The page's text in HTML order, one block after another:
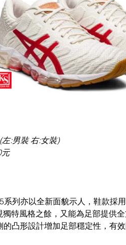
:男裝 右:女裝)
元
列亦以全新面貌示人，鞋款採
特風格之餘，又能為足部提供
凸形設計增加足部穩定性，有